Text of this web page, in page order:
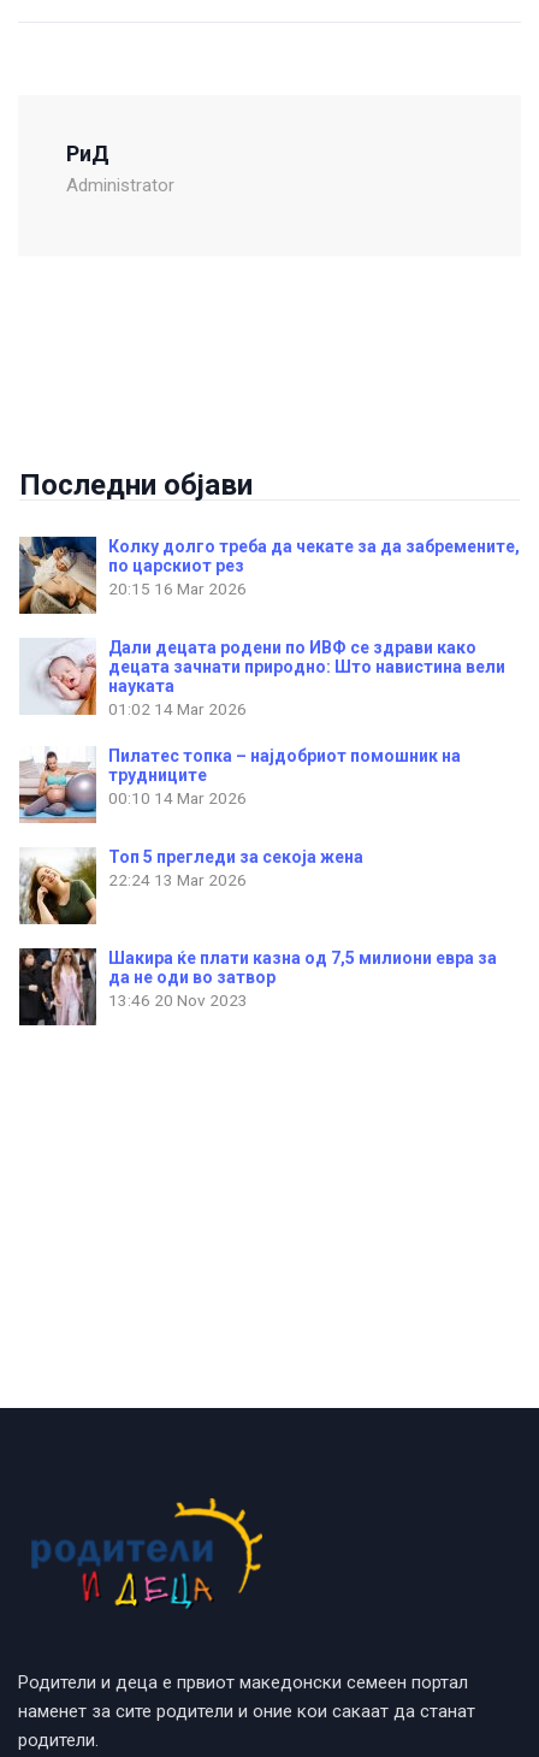
РиД
Administrator
Последни објави
Колку долго треба да чекате за да забремените,
по царскиот рез
20:15 16 Mar 2026
Дали децата родени по ИВФ се здрави како
децата зачнати природно: Што навистина вели
науката
01:02 14 Mar 2026
Пилатес топка – најдобриот помошник на
трудниците
00:10 14 Mar 2026
Топ 5 прегледи за секоја жена
22:24 13 Mar 2026
Шакира ќе плати казна од 7,5 милиони евра за
да не оди во затвор
13:46 20 Nov 2023
Родители и деца е првиот македонски семеен портал
наменет за сите родители и оние кои сакаат да станат
родители.